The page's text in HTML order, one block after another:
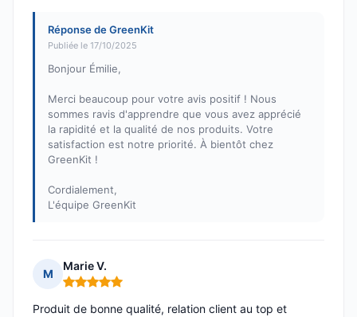
Réponse de GreenKit
Publiée le 17/10/2025
Bonjour Émilie,
Merci beaucoup pour votre avis positif ! Nous
sommes ravis d'apprendre que vous avez apprécié
la rapidité et la qualité de nos produits. Votre
satisfaction est notre priorité. À bientôt chez
GreenKit !
Cordialement,
L'équipe GreenKit
M
Marie V.
Note : 5 sur 5
Produit de bonne qualité, relation client au top et